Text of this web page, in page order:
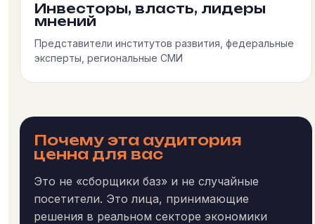
Инвесторы, власть, лидеры
мнений
Представители институтов развития, федеральные
эксперты, региональные СМИ
Почему эта аудитория
ценна для вас
Это не «сборщики баз» и не случайные
посетители. Это лица, принимающие
решения в реальном секторе экономики